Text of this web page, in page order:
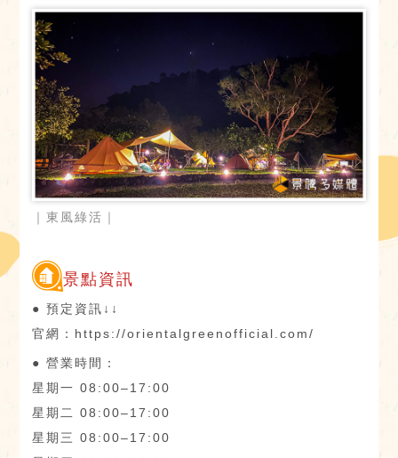
｜東風綠活｜
景點資訊
● 預定資訊↓↓
官網：https://orientalgreenofficial.com/
● 營業時間：
星期一 08:00–17:00
星期二 08:00–17:00
星期三 08:00–17:00